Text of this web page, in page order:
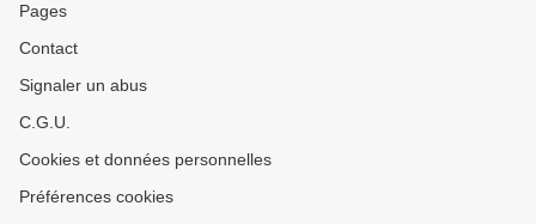
Pages
Contact
Signaler un abus
C.G.U.
Cookies et données personnelles
Préférences cookies